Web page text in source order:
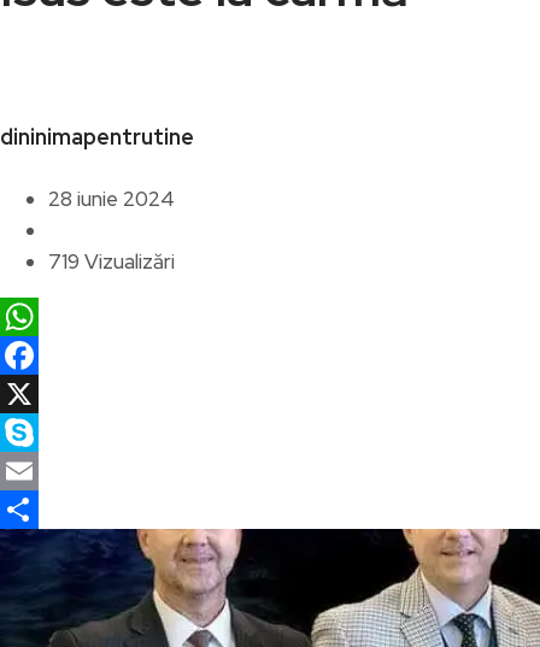
dininimapentrutine
28 iunie 2024
719 Vizualizări
WhatsApp
Facebook
X
Skype
Email
Partajează